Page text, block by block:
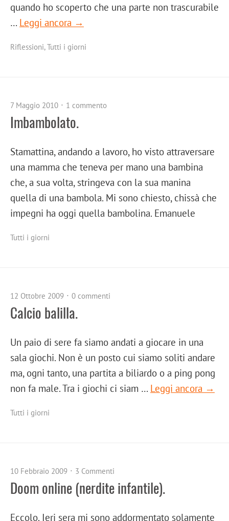
quando ho scoperto che una parte non trascurabile
… Leggi ancora →
Riflessioni,Tutti i giorni
7 Maggio 2010 1 commento
Imbambolato.
Stamattina, andando a lavoro, ho visto attraversare
una mamma che teneva per mano una bambina
che, a sua volta, stringeva con la sua manina
quella di una bambola. Mi sono chiesto, chissà che
impegni ha oggi quella bambolina. Emanuele
Tutti i giorni
12 Ottobre 2009 0 commenti
Calcio balilla.
Un paio di sere fa siamo andati a giocare in una
sala giochi. Non è un posto cui siamo soliti andare
ma, ogni tanto, una partita a biliardo o a ping pong
non fa male. Tra i giochi ci siam … Leggi ancora →
Tutti i giorni
10 Febbraio 2009 3 Commenti
Doom online (nerdite infantile).
Eccolo. Ieri sera mi sono addormentato solamente